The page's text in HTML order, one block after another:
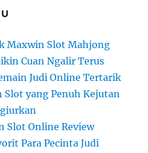
Maxwin Slot Mahjong
Cuan Ngalir Terus
Judi Online Tertarik
Slot yang Penuh Kejutan
Slot Online Review
Para Pecinta Judi